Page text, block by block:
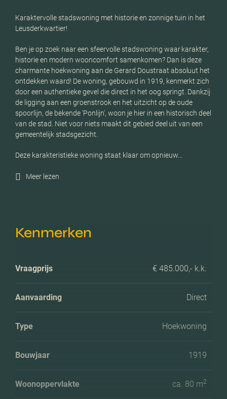
Karaktervolle stadswoning met historie en zonnige tuin in het
Leusderkwartier!
Ben je op zoek naar een sfeervolle stadswoning waar karakter,
historie en modern wooncomfort samenkomen? Dan is deze
charmante hoekwoning aan de Gerard Doustraat absoluut het
ontdekken waard! De woning, gebouwd in 1919, kenmerkt zich
door een authentieke gevel die direct in het oog springt. Dankzij
de ligging aan een groenstrook en het uitzicht op de oude
spoorlijn, de bekende 'Ponlijn', woon je hier in een historisch deel
van de stad. Niet voor niets maakt dit gebied deel uit van een
gemeentelijk stadsgezicht.
Deze karakteristieke woning staat klaar om opnieuw…
Meer lezen
Kenmerken
Vraagprijs € 485.000,- k.k.
Aanvaarding Direct
Type Hoekwoning
Bouwjaar 1919
Woonoppervlakte ca. 80 m2